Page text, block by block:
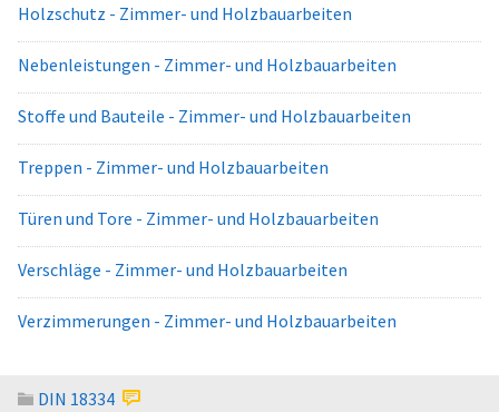
Holzschutz - Zimmer- und Holzbauarbeiten
Nebenleistungen - Zimmer- und Holzbauarbeiten
Stoffe und Bauteile - Zimmer- und Holzbauarbeiten
Treppen - Zimmer- und Holzbauarbeiten
Türen und Tore - Zimmer- und Holzbauarbeiten
Verschläge - Zimmer- und Holzbauarbeiten
Verzimmerungen - Zimmer- und Holzbauarbeiten
DIN 18334